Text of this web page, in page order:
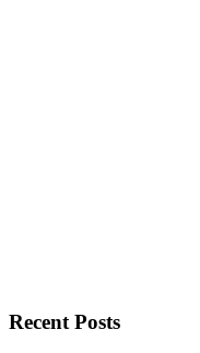
Recent Posts